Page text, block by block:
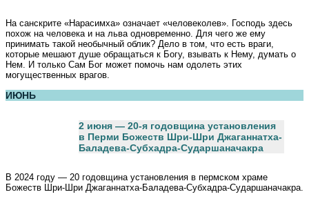
На санскрите «Нарасимха» означает «человеколев». Господь здесь
похож на человека и на льва одновременно. Для чего же ему
принимать такой необычный облик? Дело в том, что есть враги,
которые мешают душе обращаться к Богу, взывать к Нему, думать о
Нем. И только Сам Бог может помочь нам одолеть этих
могущественных врагов.
ИЮНЬ
2 июня — 20-я годовщина установления
в Перми Божеств Шри-Шри Джаганнатха-
Баладева-Субхадра-Сударшаначакра
В 2024 году — 20 годовщина установления в пермском храме
Божеств Шри-Шри Джаганнатха-Баладева-Субхадра-Сударшаначакра.